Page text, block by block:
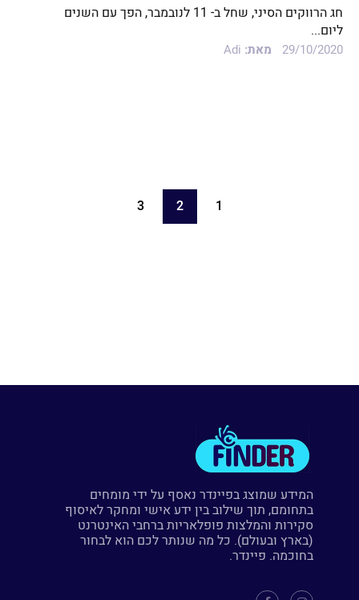
חג הרווקים הסיני, שחל ב- 11 לנובמבר, הפך עם השנים
ליום...
29/10/2020 מאת: Adi
1
2
3
המידע שמוצג בפיינדר נאסף על ידי מומחים
בתחומם, תוך שילוב בין ידע אישי ומחקר לאיסוף
סקירות והמלצות פופלאריות ברחבי האינטרנט
(בארץ ובעולם). כל מה שנותר לכם הוא לבחור
בחוכמה. פיינדר.